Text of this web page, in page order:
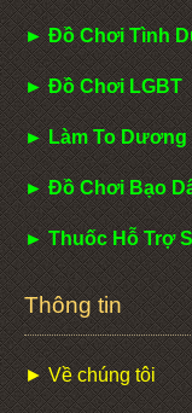
► Đồ Chơi Tình
► Đồ Chơi LGBT
► Làm To Dương
► Đồ Chơi Bạo
► Thuốc Hỗ Trợ
Thông tin
► Về chúng tôi